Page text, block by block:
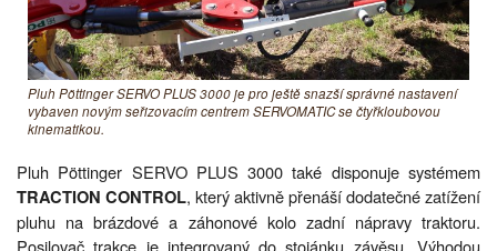
Pluh Pöttinger SERVO PLUS 3000 je pro ještě snazší správné nastavení
vybaven novým seřizovacím centrem SERVOMATIC se čtyřkloubovou
kinematikou.
Pluh Pöttinger SERVO PLUS 3000 také disponuje systémem
TRACTION CONTROL, který aktivně přenáší dodatečné zatížení
pluhu na brázdové a záhonové kolo zadní nápravy traktoru.
Posilovač trakce je integrovaný do stojánku závěsu. Výhodou